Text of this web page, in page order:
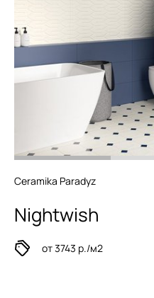
Ceramika Paradyz
Nightwish
от 3743 р./м2